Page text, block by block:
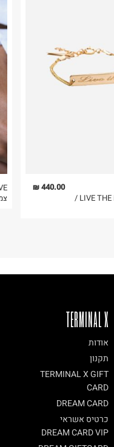
סגורים באריזתם
440.00 ₪
צמיד גורמט - LIVE THE MOMENT /
TERMINAL X
אודות
תקנון
TERMINAL X GIFT
CARD
DREAM CARD
כרטיס אשראי
DREAM CARD VIP